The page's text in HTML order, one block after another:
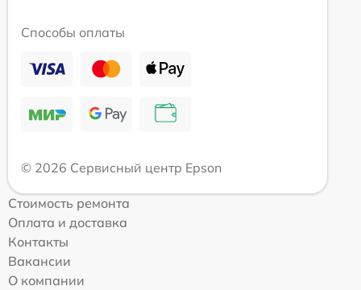
Способы оплаты
© 2026 Сервисный центр Epson
Стоимость ремонта
Оплата и доставка
Контакты
Вакансии
О компании